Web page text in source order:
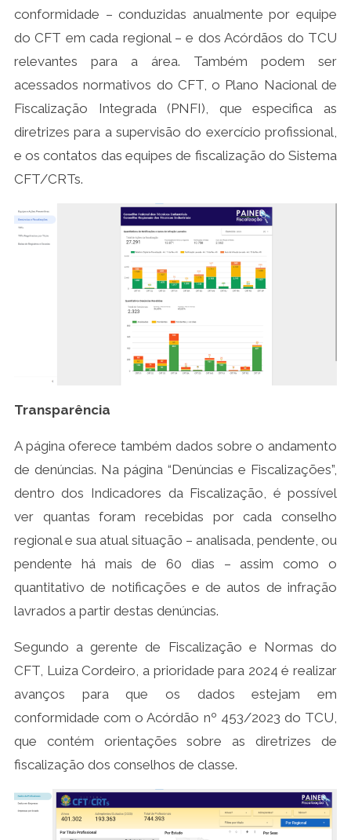
conformidade – conduzidas anualmente por equipe
do CFT em cada regional – e dos Acórdãos do TCU
relevantes para a área. Também podem ser
acessados normativos do CFT, o Plano Nacional de
Fiscalização Integrada (PNFI), que especifica as
diretrizes para a supervisão do exercício profissional,
e os contatos das equipes de fiscalização do Sistema
CFT/CRTs.
Transparência
A página oferece também dados sobre o andamento
de denúncias. Na página “Denúncias e Fiscalizações”,
dentro dos Indicadores da Fiscalização, é possível
ver quantas foram recebidas por cada conselho
regional e sua atual situação – analisada, pendente, ou
pendente há mais de 60 dias – assim como o
quantitativo de notificações e de autos de infração
lavrados a partir destas denúncias.
Segundo a gerente de Fiscalização e Normas do
CFT, Luiza Cordeiro, a prioridade para 2024 é realizar
avanços para que os dados estejam em
conformidade com o Acórdão nº 453/2023 do TCU,
que contém orientações sobre as diretrizes de
fiscalização dos conselhos de classe.